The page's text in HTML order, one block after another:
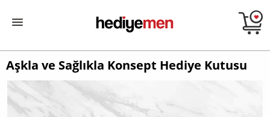
Aşkla ve Sağlıkla Konsept Hediye Kutusu